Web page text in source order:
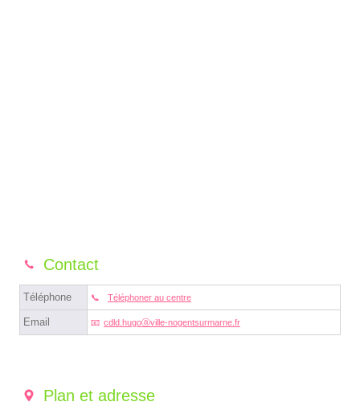
Contact
Téléphone Téléphoner au centre
Email cdld.hugoⓐville-nogentsurmarne.fr
Plan et adresse